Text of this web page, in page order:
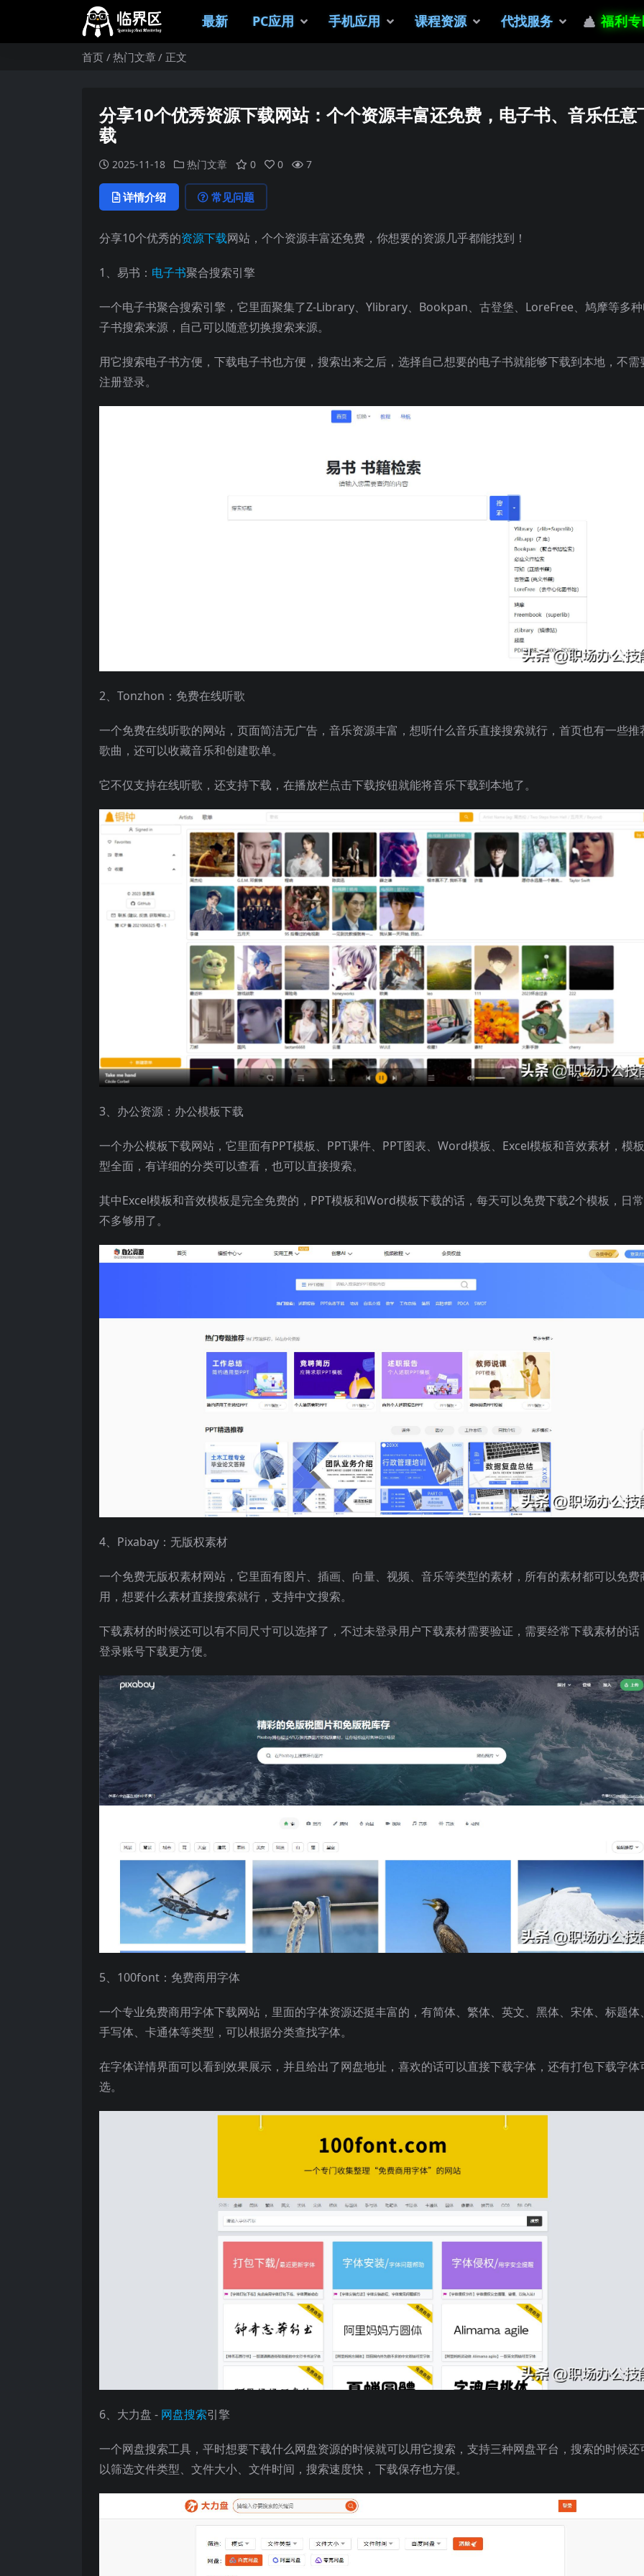
最新 PC应用 手机应用 课程资源 代找服务 福利
首页 热门文章 正文
分享10个优秀资源下载网站：个个资源丰富还免费，电子书、音乐任意
载
2025-11-18 热门文章 0 0 7
详情介绍 常见问题
分享10个优秀的资源下载网站，个个资源丰富还免费，你想要的资源几乎都能找到！
1、易书： 电子书聚合搜索引擎
一个电子书聚合搜索引擎，它里面聚集了Z-Library、Ylibrary、Bookpan、古登堡、LoreFree、鸠摩等多
子书搜索来源，自己可以随意切换搜索来源。
用它搜索电子书方便，下载电子书也方便，搜索出来之后，选择自己想要的电子书就能够下载到本地，不需
注册登录。
2、Tonzhon：免费在线听歌
一个免费在线听歌的网站，页面简洁无广告，音乐资源丰富，想听什么音乐直接搜索就行，首页也有一些推
歌曲，还可以收藏音乐和创建歌单。
它不仅支持在线听歌，还支持下载，在播放栏点击下载按钮就能将音乐下载到本地了。
3、办公资源：办公模板下载
一个办公模板下载网站，它里面有PPT模板、PPT课件、PPT图表、Word模板、Excel模板和音效素材，模
型全面，有详细的分类可以查看，也可以直接搜索。
其中Excel模板和音效模板是完全免费的，PPT模板和Word模板下载的话，每天可以免费下载2个模板，日
不多够用了。
4、Pixabay：无版权素材
一个免费无版权素材网站，它里面有图片、插画、向量、视频、音乐等类型的素材，所有的素材都可以免费
用，想要什么素材直接搜索就行，支持中文搜索。
下载素材的时候还可以有不同尺寸可以选择了，不过未登录用户下载素材需要验证，需要经常下载素材的话
登录账号下载更方便。
5、100font：免费商用字体
一个专业免费商用字体下载网站，里面的字体资源还挺丰富的，有简体、繁体、英文、黑体、宋体、标题体
手写体、卡通体等类型，可以根据分类查找字体。
在字体详情界面可以看到效果展示，并且给出了网盘地址，喜欢的话可以直接下载字体，还有打包下载字体
选。
6、大力盘 - 网盘搜索引擎
一个网盘搜索工具，平时想要下载什么网盘资源的时候就可以用它搜索，支持三种网盘平台，搜索的时候还
以筛选文件类型、文件大小、文件时间，搜索速度快，下载保存也方便。